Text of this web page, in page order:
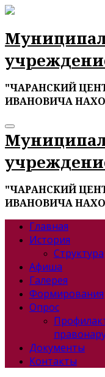
Перейти
содержимому
"ЧАРАНСКИЙ
ИВАНОВИЧА
"ЧАРАНСКИЙ
ИВАНОВИЧА
Главная
История
Структура
Афиша
Галерея
Формирования
Опрос
Документы
Контакты